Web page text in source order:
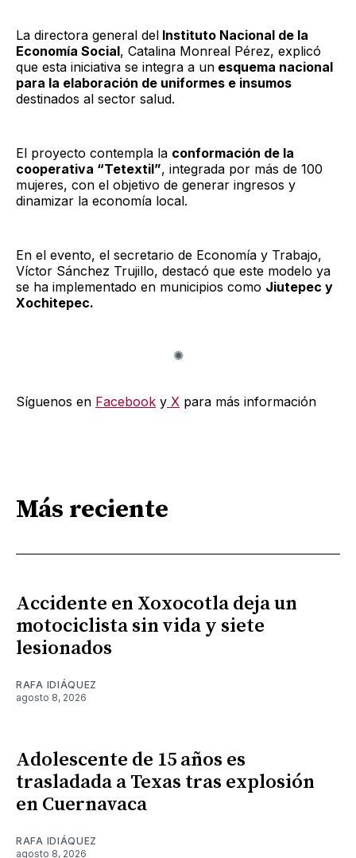
La directora general del Instituto Nacional de la
Economía Social, Catalina Monreal Pérez, explicó
que esta iniciativa se integra a un esquema nacional
para la elaboración de uniformes e insumos
destinados al sector salud.
El proyecto contempla la conformación de la
cooperativa “Tetextil”, integrada por más de 100
mujeres, con el objetivo de generar ingresos y
dinamizar la economía local.
En el evento, el secretario de Economía y Trabajo,
Víctor Sánchez Trujillo, destacó que este modelo ya
se ha implementado en municipios como Jiutepec y
Xochitepec.
Síguenos en Facebook y X para más información
Más reciente
Accidente en Xoxocotla deja un
motociclista sin vida y siete
lesionados
RAFA IDIÁQUEZ
agosto 8, 2026
Adolescente de 15 años es
trasladada a Texas tras explosión
en Cuernavaca
RAFA IDIÁQUEZ
agosto 8, 2026